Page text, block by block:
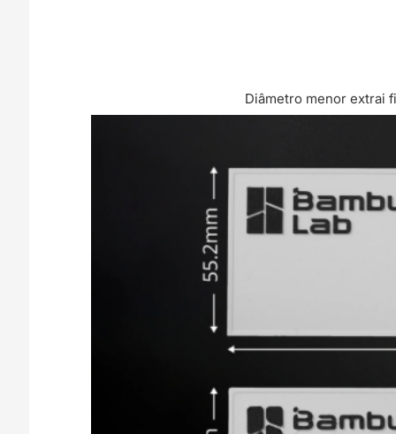
Diâmetro menor extrai